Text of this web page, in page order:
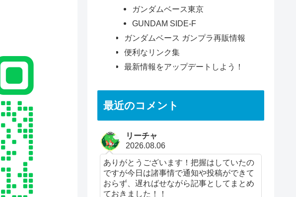
ガンダムベース東京
GUNDAM SIDE-F
ガンダムベース ガンプラ再販情報
便利なリンク集
最新情報をアップデートしよう！
最近のコメント
リーチャ
2026.08.06
ありがとうございます！把握はしていたの
ですが今日は諸事情で通知や投稿ができて
おらず、遅ればせながら記事としてまとめ
ておきました！！